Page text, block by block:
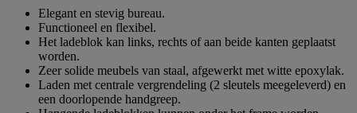
beoordeling
sterren.
beoordeling
Elegant en stevig bureau.
Functioneel en flexibel.
Het ladeblok kan links, rechts of aan beide kanten geplaatst
worden.
Zeer solide meubels van staal, afgewerkt met witte epoxylak.
Laden met centrale vergrendeling (2 sleutels meegeleverd) en
een doorlopende handgreep.